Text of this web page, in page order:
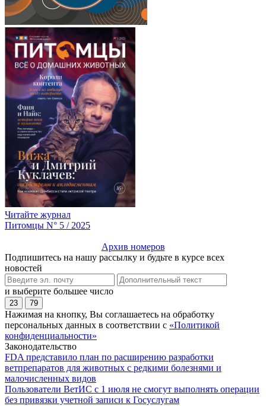
Читайте журнал
Питомцы N° 5 / 2025
Архив номеров
Подпишитесь на нашу рассылку и будьте в курсе всех
новостей
и выберите большее число
23 79
Нажимая на кнопку, Вы соглашаетесь на обработку
персональных данных в соответствии с «Политикой
конфиденциальности»
Законодательство
FDA представило план по расширению разработки
ветпрепаратов для животных с редкими болезнями и
малочисленных видов
Пользователи ВетИС с 1 июля не смогут выполнять операции
без привязки учетной записи к Госуслугам